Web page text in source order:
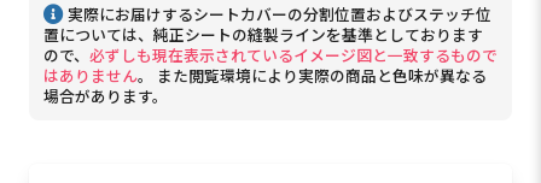
実際にお届けするシートカバーの分割位置およびステッチ位
置については、純正シートの縫製ラインを基準としております
ので、 必ずしも現在表示されているイメージ図と一致するもので
はありません。 また閲覧環境により実際の商品と色味が異なる
場合があります。